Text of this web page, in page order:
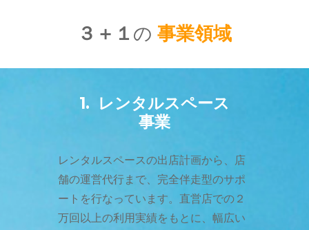
３ ＋１ の 事業領域
1. レンタルスペース
事業
レンタルスペースの出店計画から、店
舗の運営代行まで、完全伴走型のサポ
ートを行なっています。直営店での２
万回以上の利用実績をもとに、幅広い